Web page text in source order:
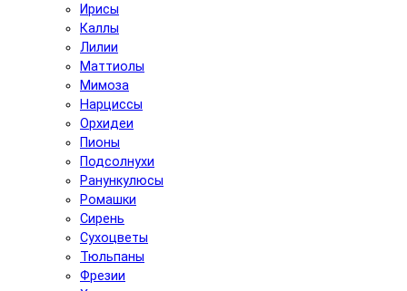
Ирисы
Каллы
Лилии
Маттиолы
Мимоза
Нарциссы
Орхидеи
Пионы
Подсолнухи
Ранункулюсы
Ромашки
Сирень
Сухоцветы
Тюльпаны
Фрезии